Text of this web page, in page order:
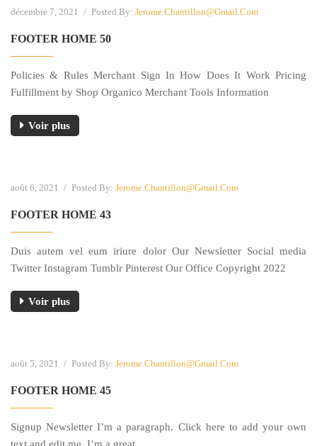
décembre 7, 2021 / Posted By: Jerome.chantillon@gmail.com
FOOTER HOME 50
Policies & Rules Merchant Sign In How Does It Work Pricing
Fulfillment by Shop Organico Merchant Tools Information
Voir plus
août 6, 2021 / Posted By: Jerome.chantillon@gmail.com
FOOTER HOME 43
Duis autem vel eum iriure dolor Our Newsletter Social media
Twitter Instagram Tumblr Pinterest Our Office Copyright 2022
Voir plus
août 5, 2021 / Posted By: Jerome.chantillon@gmail.com
FOOTER HOME 45
Signup Newsletter I’m a paragraph. Click here to add your own
text and edit me. I’m a great